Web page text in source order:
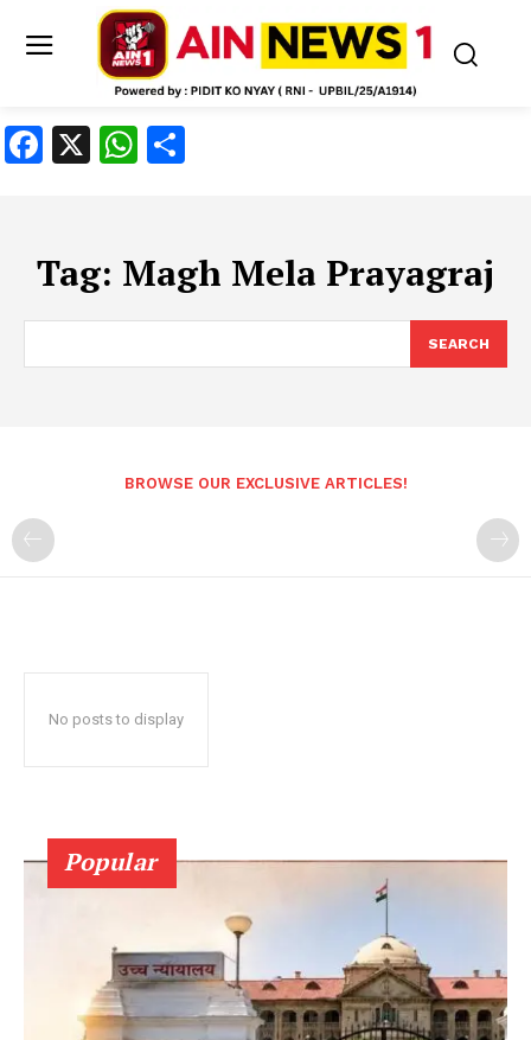
Facebook
X WhatsApp
Tag: Magh Mela Prayagraj
SEARCH
BROWSE OUR EXCLUSIVE ARTICLES!
No posts to display
Popular